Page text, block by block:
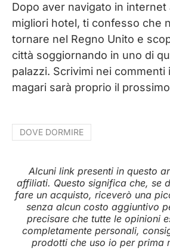
Dopo aver navigato in internet
migliori hotel, ti confesso che
tornare nel Regno Unito e
città soggiornando in uno di
palazzi. Scrivimi nei
magari sarà proprio il
DOVE DORMIRE
Alcuni link presenti in questo
affiliati. Questo significa che, se
fare un acquisto, riceverò una
senza alcun costo aggiuntivo
precisare che tutte le opinioni
completamente personali,
prodotti che uso io per prima